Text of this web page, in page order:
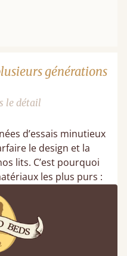
générations
le détail
d’essais minutieux
le design et la
lits. C’est pourquoi
les plus purs :
à 100 % de bois
fois plus épaisses et
Elles couvrent
des fondations